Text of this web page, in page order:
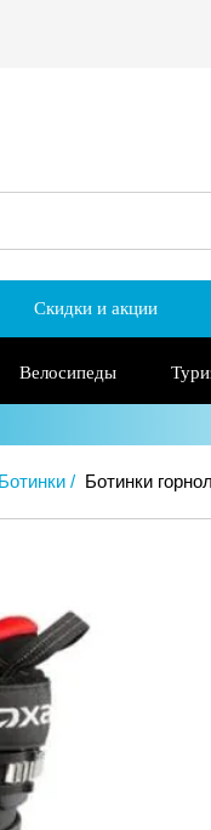
Скидки и акции
Велосипеды
Ботинки Ботинки